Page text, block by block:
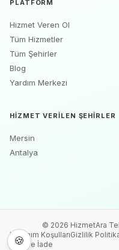
PLATFORM
Hizmet Veren Ol
Tüm Hizmetler
Tüm Şehirler
Blog
Yardım Merkezi
HIZMET VERILEN ŞEHIRLER
Mersin
Antalya
© 2026 HizmetAra
Kullanım KoşullarıGizlilik
İptal ve İade
🍪